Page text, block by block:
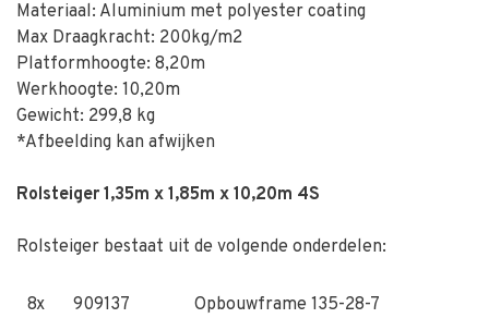
Materiaal: Aluminium met polyester coating
Max Draagkracht: 200kg/m2
Platformhoogte: 8,20m
Werkhoogte: 10,20m
Gewicht: 299,8 kg
*Afbeelding kan afwijken
Rolsteiger 1,35m x 1,85m x 10,20m 4S
Rolsteiger bestaat uit de volgende onderdelen:
8x 909137
Opbouwframe 135-28-7